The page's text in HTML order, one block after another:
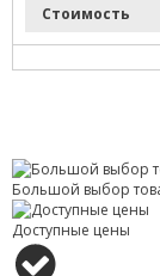
Стоимость
Большой выбор
Доступные цены